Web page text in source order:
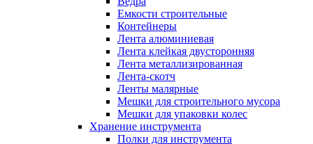
Емкости строительные
Контейнеры
Лента алюминиевая
Лента клейкая двусторонняя
Лента металлизированная
Лента-скотч
Ленты малярные
Мешки для строительного мусора
Мешки для упаковки колес
Хранение инструмента
Полки для инструмента